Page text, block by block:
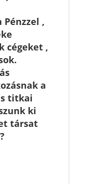
Pénzzel ,
cégeket ,
a
titkai
ki
társat